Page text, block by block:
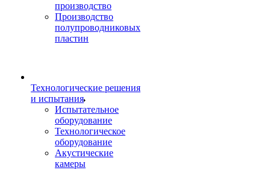
производство
Производство
полупроводниковых
пластин
Технологические решения
и испытания
Испытательное
оборудование
Технологическое
оборудование
Акустические
камеры